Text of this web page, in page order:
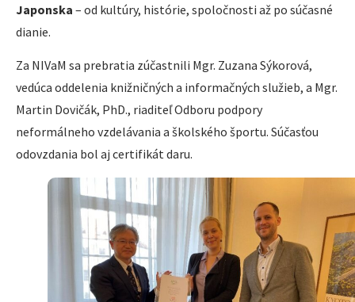
Japonska – od kultúry, histórie, spoločnosti až po súčasné
dianie.
Za NIVaM sa prebratia zúčastnili Mgr. Zuzana Sýkorová,
vedúca oddelenia knižničných a informačných služieb, a Mgr.
Martin Dovičák, PhD., riaditeľ Odboru podpory
neformálneho vzdelávania a školského športu. Súčasťou
odovzdania bol aj certifikát daru.